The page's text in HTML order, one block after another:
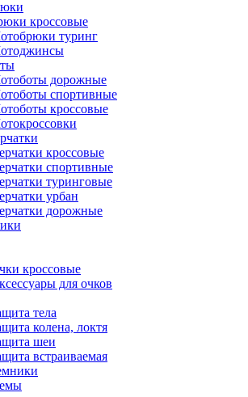
кроссовые
туринг
дорожные
спортивные
кроссовые
кроссовые
спортивные
туринговые
урбан
дорожные
кроссовые
для очков
тела
колена, локтя
шеи
встраиваемая